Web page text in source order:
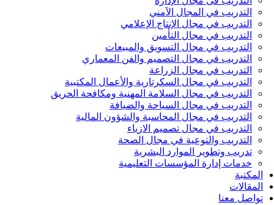
التدريب في المجال الآمني
التدريب في مجال الإنتاج الإعلامي
التدريب في مجال التأمين
التدريب في مجال التسويق والمبيعات
التدريب في مجال التصميم والفن المعماري
التدريب في مجال الزراعة
التدريب في مجال السكرتارية والأعمال المكتبية
التدريب في مجال السلامة المهنية ومكافحة الحريق
التدريب في مجال السياحة والضيافة
التدريب في مجال المحاسبة والشؤون المالية
التدريب في مجال تصميم الازياء
التدريب والتوعية في مجال الصحة
تدريب وتطوير الموارد البشرية
خدمات إدارة المؤسسات التعليمية
المكتبة
المقالات
تواصل معنا